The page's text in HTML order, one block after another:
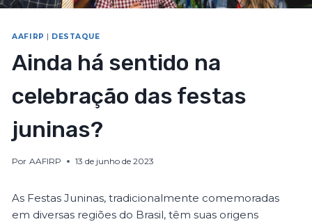
AAFIRP DESTAQUE
Ainda há sentido na
celebração das festas
juninas?
Por AAFIRP 13 de junho de 2023
As Festas Juninas, tradicionalmente comemoradas
em diversas regiões do Brasil, têm suas origens